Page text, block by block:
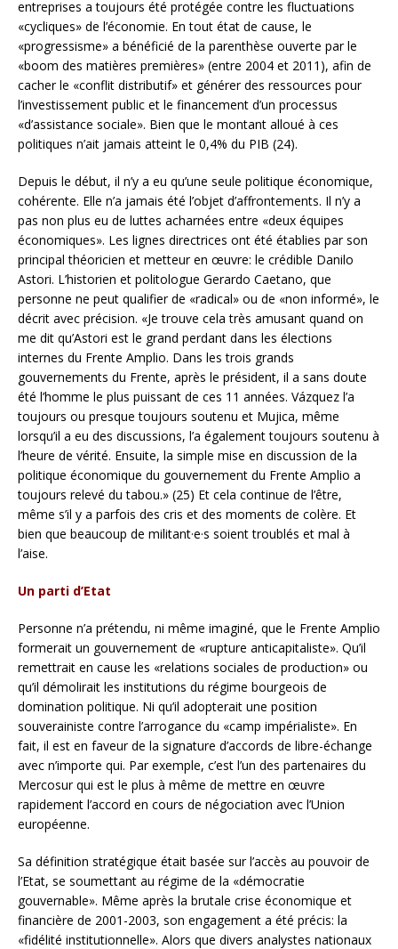
entreprises a toujours été protégée contre les fluctuations
«cycliques» de l’économie. En tout état de cause, le
«progressisme» a bénéficié de la parenthèse ouverte par le
«boom des matières premières» (entre 2004 et 2011), afin de
cacher le «conflit distributif» et générer des ressources pour
l’investissement public et le financement d’un processus
«d’assistance sociale». Bien que le montant alloué à ces
politiques n’ait jamais atteint le 0,4% du PIB (24).
Depuis le début, il n’y a eu qu’une seule politique économique,
cohérente. Elle n’a jamais été l’objet d’affrontements. Il n’y a
pas non plus eu de luttes acharnées entre «deux équipes
économiques». Les lignes directrices ont été établies par son
principal théoricien et metteur en œuvre: le crédible Danilo
Astori. L’historien et politologue Gerardo Caetano, que
personne ne peut qualifier de «radical» ou de «non informé», le
décrit avec précision. «Je trouve cela très amusant quand on
me dit qu’Astori est le grand perdant dans les élections
internes du Frente Amplio. Dans les trois grands
gouvernements du Frente, après le président, il a sans doute
été l’homme le plus puissant de ces 11 années. Vázquez l’a
toujours ou presque toujours soutenu et Mujica, même
lorsqu’il a eu des discussions, l’a également toujours soutenu à
l’heure de vérité. Ensuite, la simple mise en discussion de la
politique économique du gouvernement du Frente Amplio a
toujours relevé du tabou.» (25) Et cela continue de l’être,
même s’il y a parfois des cris et des moments de colère. Et
bien que beaucoup de militant·e·s soient troublés et mal à
l’aise.
Un parti d’Etat
Personne n’a prétendu, ni même imaginé, que le Frente Amplio
formerait un gouvernement de «rupture anticapitaliste». Qu’il
remettrait en cause les «relations sociales de production» ou
qu’il démolirait les institutions du régime bourgeois de
domination politique. Ni qu’il adopterait une position
souverainiste contre l’arrogance du «camp impérialiste». En
fait, il est en faveur de la signature d’accords de libre-échange
avec n’importe qui. Par exemple, c’est l’un des partenaires du
Mercosur qui est le plus à même de mettre en œuvre
rapidement l’accord en cours de négociation avec l’Union
européenne.
Sa définition stratégique était basée sur l’accès au pouvoir de
l’Etat, se soumettant au régime de la «démocratie
gouvernable». Même après la brutale crise économique et
financière de 2001-2003, son engagement a été précis: la
«fidélité institutionnelle». Alors que divers analystes nationaux